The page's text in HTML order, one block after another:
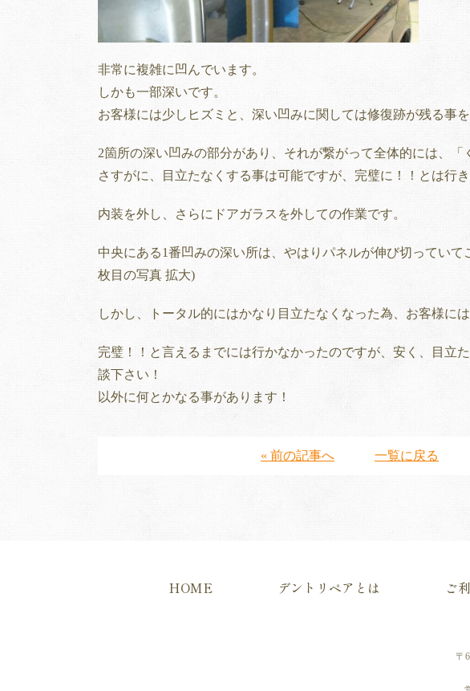
非常に複雑に凹んでいます。
しかも一部深いです。
お客様には少しヒズミと、深い凹みに関しては修復跡が残る事
2箇所の深い凹みの部分があり、それが繋がって全体的には、「
さすがに、目立たなくする事は可能ですが、完璧に！！とは行き
内装を外し、さらにドアガラスを外しての作業です。
中央にある1番凹みの深い所は、やはりパネルが伸び切ってい
枚目の写真 拡大)
しかし、トータル的にはかなり目立たなくなった為、お客様に
完璧！！と言えるまでには行かなかったのですが、安く、目立
談下さい！
以外に何とかなる事があります！
« 前の記事へ 一覧に戻る
HOME デントリペアとは ご
〒